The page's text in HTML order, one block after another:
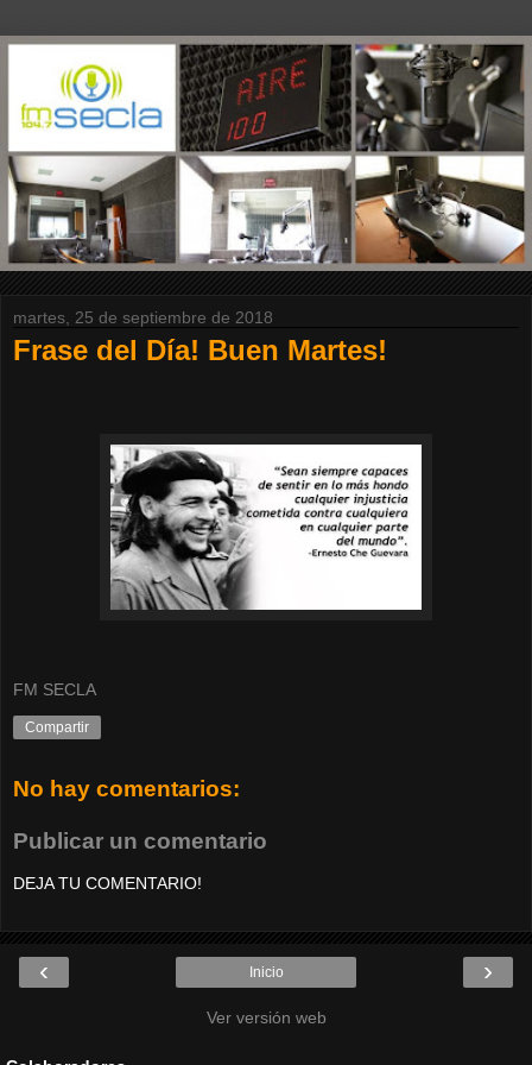
martes, 25 de septiembre de 2018
Frase del Día! Buen Martes!
FM SECLA
Compartir
No hay comentarios:
Publicar un comentario
DEJA TU COMENTARIO!
‹ ›
Inicio
Ver versión web